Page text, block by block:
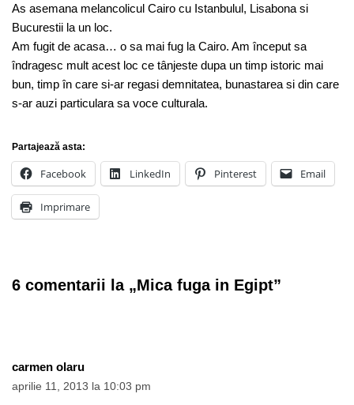
As asemana melancolicul Cairo cu Istanbulul, Lisabona si
Bucurestii la un loc.
Am fugit de acasa… o sa mai fug la Cairo. Am început sa
îndragesc mult acest loc ce tânjeste dupa un timp istoric mai
bun, timp în care si-ar regasi demnitatea, bunastarea si din care
s-ar auzi particulara sa voce culturala.
Partajează asta:
Facebook LinkedIn Pinterest Email
Imprimare
6 comentarii la „Mica fuga in Egipt”
carmen olaru
aprilie 11, 2013 la 10:03 pm